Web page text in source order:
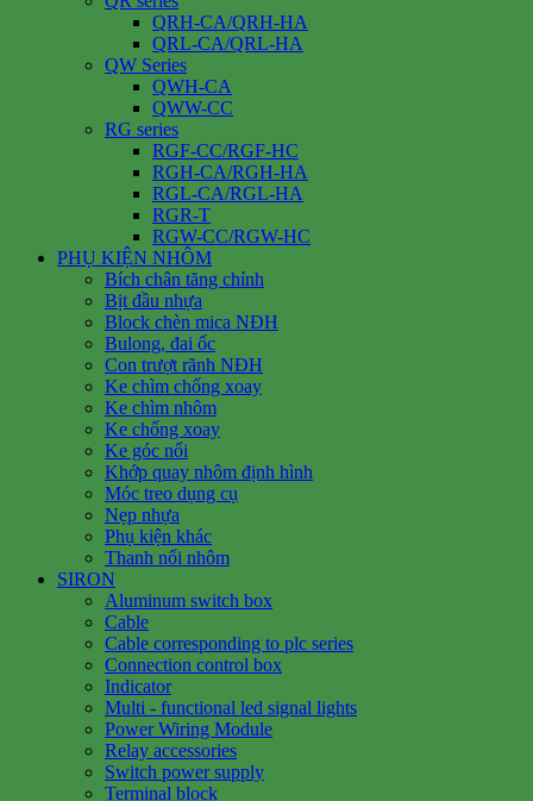
QRH-CA/QRH-HA
QRL-CA/QRL-HA
QW Series
QWH-CA
QWW-CC
RG series
RGF-CC/RGF-HC
RGH-CA/RGH-HA
RGL-CA/RGL-HA
RGR-T
RGW-CC/RGW-HC
PHỤ KIỆN NHÔM
Bích chân tăng chỉnh
Bịt đầu nhựa
Block chèn mica NĐH
Bulong, đai ốc
Con trượt rãnh NĐH
Ke chìm chống xoay
Ke chìm nhôm
Ke chống xoay
Ke góc nổi
Khớp quay nhôm định hình
Móc treo dụng cụ
Nẹp nhựa
Phụ kiện khác
Thanh nối nhôm
SIRON
Aluminum switch box
Cable
Cable corresponding to plc series
Connection control box
Indicator
Multi - functional led signal lights
Power Wiring Module
Relay accessories
Switch power supply
Terminal block